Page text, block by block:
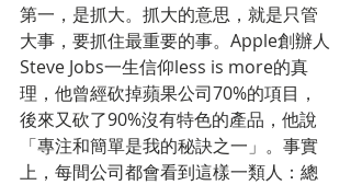
第一，是抓大。抓大的意思，就是只管
大事，要抓住最重要的事。Apple創辦人
Steve Jobs一生信仰less is more的真
理，他曾經砍掉蘋果公司70%的項目，
後來又砍了90%沒有特色的產品，他說
「專注和簡單是我的秘訣之一」。事實
上，每間公司都會看到這樣一類人：總